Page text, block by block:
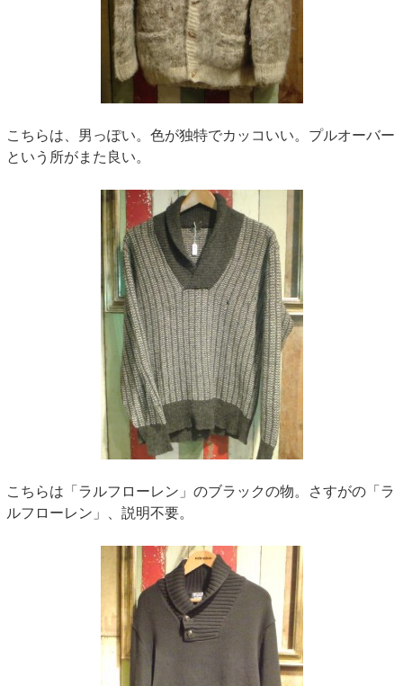
こちらは、男っぽい。色が独特でカッコいい。プルオーバー
という所がまた良い。
こちらは「ラルフローレン」のブラックの物。さすがの「ラ
ルフローレン」、説明不要。